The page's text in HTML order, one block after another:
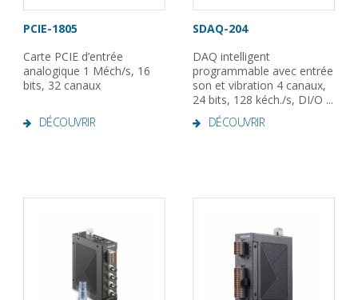
PCIE-1805
Carte PCIE d’entrée
analogique 1 Méch/s, 16
bits, 32 canaux
DÉCOUVRIR
SDAQ-204
DAQ intelligent
programmable avec entrée
son et vibration 4 canaux,
24 bits, 128 kéch./s, DI/O ...
DÉCOUVRIR